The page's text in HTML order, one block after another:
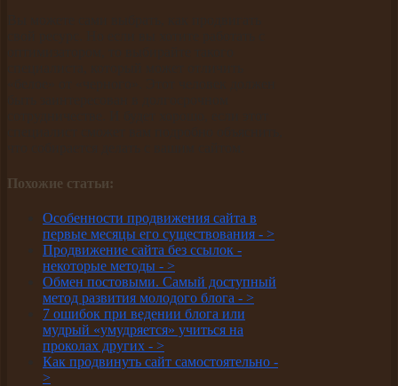
Похожие статьи:
Особенности продвижения сайта в
первые месяцы его существования - >
Продвижение сайта без ссылок -
некоторые методы - >
Обмен постовыми. Самый доступный
метод развития молодого блога - >
7 ошибок при ведении блога или
мудрый «умудряется» учиться на
проколах других - >
Как продвинуть сайт самостоятельно -
>